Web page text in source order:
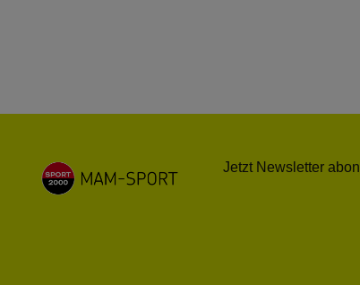
Jetzt Newsletter